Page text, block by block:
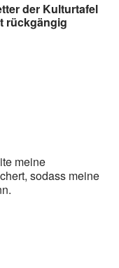
der Kulturtafel
rückgängig
meine
sodass meine